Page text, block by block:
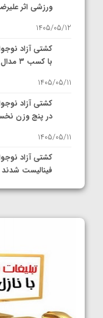
ورزشی اثر
1405/05/12
کشتی آزاد
با کسب ۳ مدال طلا، ۱ نقره و ۲ مدال برنز
1405/05/11
کشتی آزاد
در پنج وزن
1405/05/11
کشتی آزاد
فینالیست شدند
1405/05/09
کشتی فرنگی
سوم برای ایران
1405/05/07